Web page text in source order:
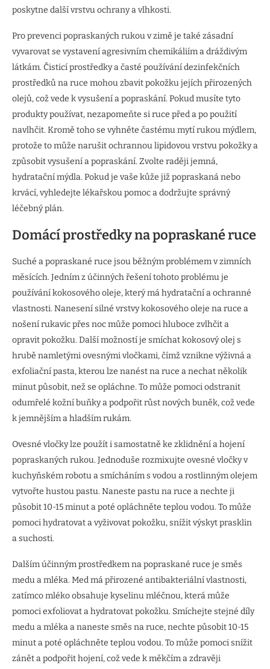
poskytne další vrstvu ochrany a vlhkosti.
Pro prevenci popraskaných rukou v zimě je také zásadní
vyvarovat se vystavení agresivním chemikáliím a dráždivým
látkám. Čisticí prostředky a časté používání dezinfekčních
prostředků na ruce mohou zbavit pokožku jejích přirozených
olejů, což vede k vysušení a popraskání. Pokud musíte tyto
produkty používat, nezapomeňte si ruce před a po použití
navlhčit. Kromě toho se vyhněte častému mytí rukou mýdlem,
protože to může narušit ochrannou lipidovou vrstvu pokožky a
způsobit vysušení a popraskání. Zvolte raději jemná,
hydratační mýdla. Pokud je vaše kůže již popraskaná nebo
krvácí, vyhledejte lékařskou pomoc a dodržujte správný
léčebný plán.
Domácí prostředky na popraskané ruce
Suché a popraskané ruce jsou běžným problémem v zimních
měsících. Jedním z účinných řešení tohoto problému je
používání kokosového oleje, který má hydratační a ochranné
vlastnosti. Nanesení silné vrstvy kokosového oleje na ruce a
nošení rukavic přes noc může pomoci hluboce zvlhčit a
opravit pokožku. Další možností je smíchat kokosový olej s
hrubě namletými ovesnými vločkami, čímž vznikne výživná a
exfoliační pasta, kterou lze nanést na ruce a nechat několik
minut působit, než se opláchne. To může pomoci odstranit
odumřelé kožní buňky a podpořit růst nových buněk, což vede
k jemnějším a hladším rukám.
Ovesné vločky lze použít i samostatně ke zklidnění a hojení
popraskaných rukou. Jednoduše rozmixujte ovesné vločky v
kuchyňském robotu a smícháním s vodou a rostlinným olejem
vytvořte hustou pastu. Naneste pastu na ruce a nechte ji
působit 10-15 minut a poté opláchněte teplou vodou. To může
pomoci hydratovat a vyživovat pokožku, snížit výskyt prasklin
a suchosti.
Dalším účinným prostředkem na popraskané ruce je směs
medu a mléka. Med má přirozené antibakteriální vlastnosti,
zatímco mléko obsahuje kyselinu mléčnou, která může
pomoci exfoliovat a hydratovat pokožku. Smíchejte stejné díly
medu a mléka a naneste směs na ruce, nechte působit 10-15
minut a poté opláchněte teplou vodou. To může pomoci snížit
zánět a podpořit hojení, což vede k měkčím a zdravěji